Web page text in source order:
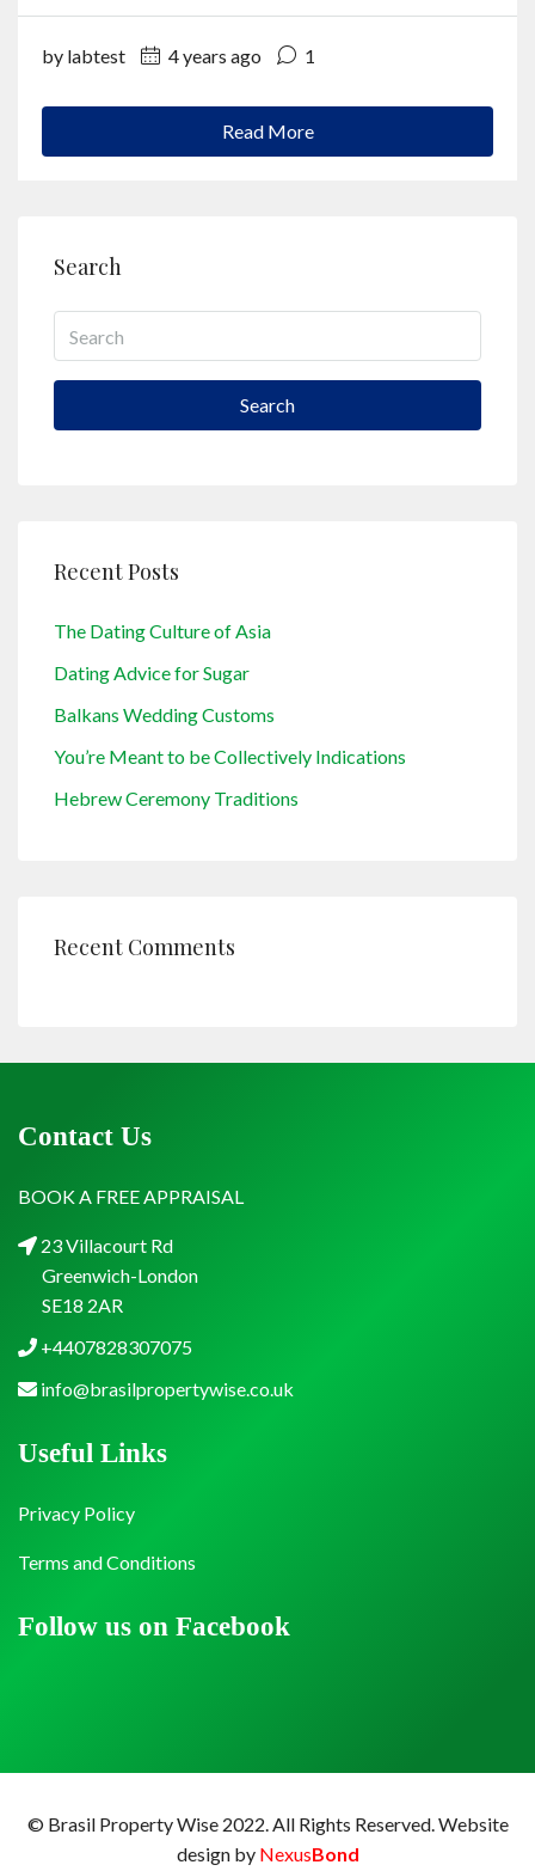
by labtest 4 years ago 1
Read More
Search
Search
Recent Posts
The Dating Culture of Asia
Dating Advice for Sugar
Balkans Wedding Customs
You’re Meant to be Collectively Indications
Hebrew Ceremony Traditions
Recent Comments
Contact Us
BOOK A FREE APPRAISAL
23 Villacourt Rd
Greenwich-London
SE18 2AR
+4407828307075
info@brasilpropertywise.co.uk
Follow us on Facebook
Useful Links
Privacy Policy
Terms and Conditions
© Brasil Property Wise 2022. All Rights Reserved.Website
design by NexusBond